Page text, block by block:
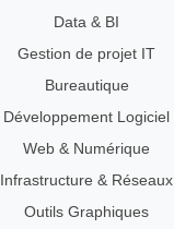
Data & BI
Gestion de projet IT
Bureautique
Développement Logiciel
Web & Numérique
Infrastructure & Réseaux
Outils Graphiques